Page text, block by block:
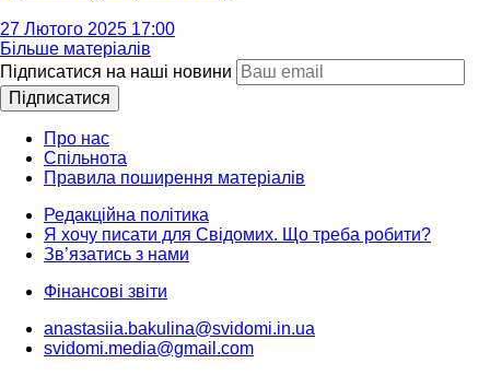
27 Лютого 2025 17:00
Більше матеріалів
Підписатися на наші новини
Підписатися
Про нас
Спільнота
Правила поширення матеріалів
Редакційна політика
Я хочу писати для Свідомих. Що треба робити?
Зв’язатись з нами
Фінансові звіти
anastasiia.bakulina@svidomi.in.ua
svidomi.media@gmail.com